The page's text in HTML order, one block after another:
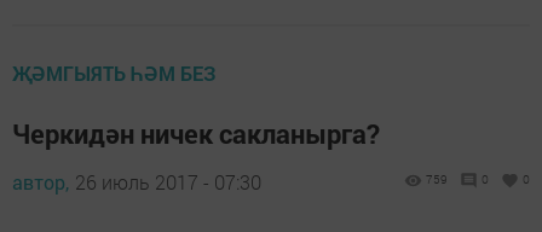
ҖӘМГЫЯТЬ ҺӘМ БЕЗ
Черкидән ничек сакланырга?
автор, 26 июль 2017 - 07:30 759 0 0